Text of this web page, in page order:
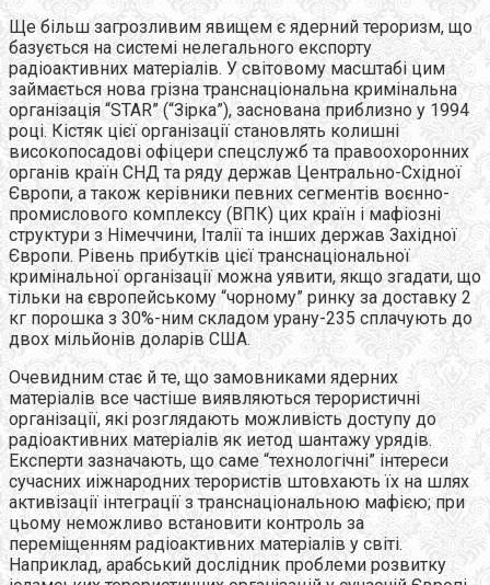
Ще більш загрозливим явищем є ядерний тероризм, що
базується на системі нелегального експорту
радіоактивних матеріалів. У світовому масштабі цим
займається нова грізна транснаціональна кримінальна
організація “STAR” (“Зірка”), заснована приблизно у 1994
році. Кістяк цієї організації становлять колишні
високопосадові офіцери спецслужб та правоохоронних
органів країн СНД та ряду держав Центрально-Східної
Європи, а також керівники певних сегментів воєнно-
промислового комплексу (ВПК) цих країн і мафіозні
структури з Німеччини, Італії та інших держав Західної
Європи. Рівень прибутків цієї транснаціональної
кримінальної організації можна уявити, якщо згадати, що
тільки на європейському “чорному” ринку за доставку 2
кг порошка з 30%-ним складом урану-235 сплачують до
двох мільйонів доларів США.
Очевидним стає й те, що замовниками ядерних
матеріалів все частіше виявляються терористичні
організації, які розглядають можливість доступу до
радіоактивних матеріалів як иетод шантажу урядів.
Експерти зазначають, що саме “технологічні” інтереси
сучасних иіжнародних терористів штовхають їх на шлях
активізації інтеграції з транснаціональною мафією; при
цьому неможливо встановити контроль за
переміщенням радіоактивних матеріалів у світі.
Наприклад, арабський дослідник проблеми розвитку